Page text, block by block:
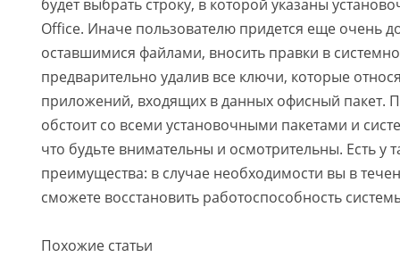
будет выбрать строку, в которой указаны
Office. Иначе пользователю придется еще очень
оставшимися файлами, вносить правки в
предварительно удалив все ключи, которые
приложений, входящих в данных офисный пакет.
обстоит со всеми установочными пакетами и
что будьте внимательны и осмотрительны. Есть у
преимущества: в случае необходимости вы в
сможете восстановить работоспособность
Похожие статьи